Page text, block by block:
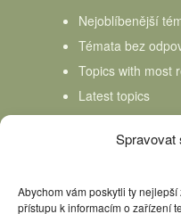
Spravovat
Abychom vám poskytli ty
přístupu k informacím o zařízení
Nejoblíbenější
Témata bez
Topics with most
Latest topics
Topics Freshness